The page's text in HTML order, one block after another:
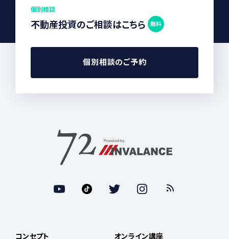
個別相談
不動産投資のご相談はこちら 無料
個別相談のご予約
コンセプト オンライン講座